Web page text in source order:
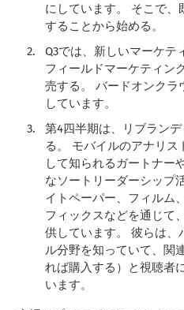
にしています。 そこで、
することから始める。
Q3では、新しいマーケテ
フィールドマーケティン
売する。 バードオンクラ
しています。
第4四半期は、リブラン
る。 モバイルのアナリス
して知られるガートナー
なソートリーダーシップ
イトペーパー、フィルム
フィックスなどを通じて
供しています。 彼らは、
ル分野を知っていて、関
れば購入する）と視聴者
います。